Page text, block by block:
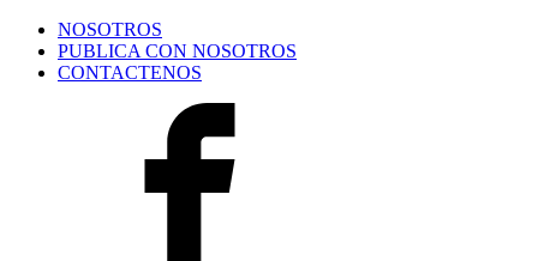
NOSOTROS
PUBLICA CON NOSOTROS
CONTACTENOS